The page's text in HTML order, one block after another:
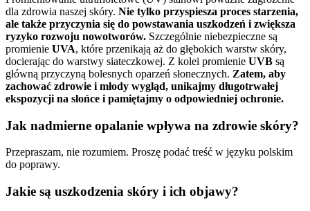
dla zdrowia naszej skóry. Nie tylko przyspiesza proces starzenia,
ale także przyczynia się do powstawania uszkodzeń i zwiększa
ryzyko rozwoju nowotworów. Szczególnie niebezpieczne są
promienie UVA, które przenikają aż do głębokich warstw skóry,
docierając do warstwy siateczkowej. Z kolei promienie UVB są
główną przyczyną bolesnych oparzeń słonecznych. Zatem, aby
zachować zdrowie i młody wygląd, unikajmy długotrwałej
ekspozycji na słońce i pamiętajmy o odpowiedniej ochronie.
Jak nadmierne opalanie wpływa na zdrowie skóry?
Przepraszam, nie rozumiem. Proszę podać treść w języku polskim
do poprawy.
Jakie są uszkodzenia skóry i ich objawy?